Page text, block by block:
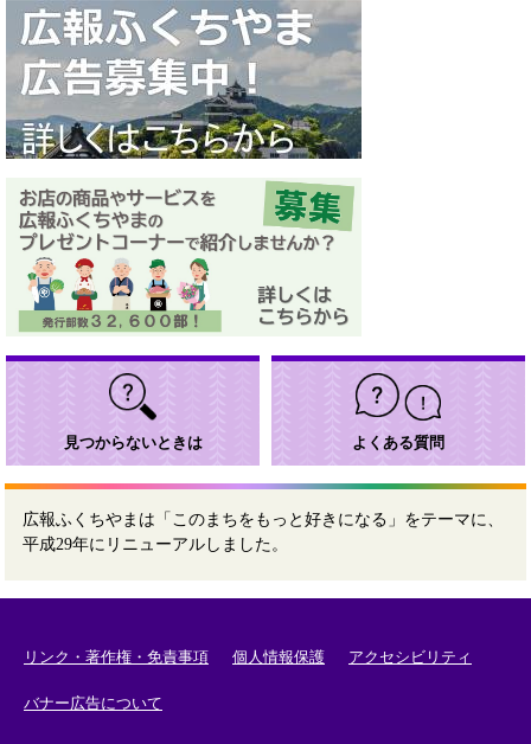
見つからないときは よくある質問
広報ふくちやまは「このまちをもっと好きになる」をテーマに、
平成29年にリニューアルしました。
リンク・著作権・免責事項 個人情報保護 アクセシビリティ
バナー広告について